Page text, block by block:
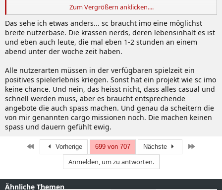
Ich hoffe hier kann man sich auch gut aufbauen für stealth Gank
und dergleichen 😁
Zum Vergrößern anklicken....
Das sehe ich etwas anders... sc braucht imo eine möglichst
breite nutzerbase. Die krassen nerds, deren lebensinhalt es ist
und eben auch leute, die mal eben 1-2 stunden an einem
abend unter der woche zeit haben.
Alle nutzerarten müssen in der verfügbaren spielzeit ein
positives spielerlebnis kriegen. Sonst hat ein projekt wie sc imo
keine chance. Und nein, das heisst nicht, dass alles casual und
schnell werden muss, aber es braucht entsprechende
angebote die auch spass machen. Und genau da scheitern die
von mir genannten cargo missionen noch. Die machen keinen
spass und dauern gefühlt ewig.
Erste Vorherige 699 von 707 Nächste
Anmelden, um zu antworten.
Ähnliche Themen